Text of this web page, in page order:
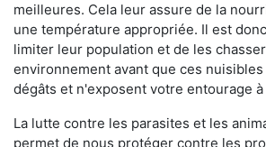
meilleures. Cela leur assure de la
une température appropriée. Il est
limiter leur population et de les
environnement avant que ces
dégâts et n'exposent votre entourage à
La lutte contre les parasites et les
permet de nous protéger contre les